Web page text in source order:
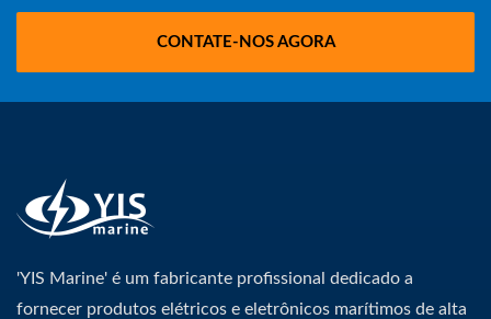
CONTATE-NOS AGORA
'YIS Marine' é um fabricante profissional dedicado a
fornecer produtos elétricos e eletrônicos marítimos de alta